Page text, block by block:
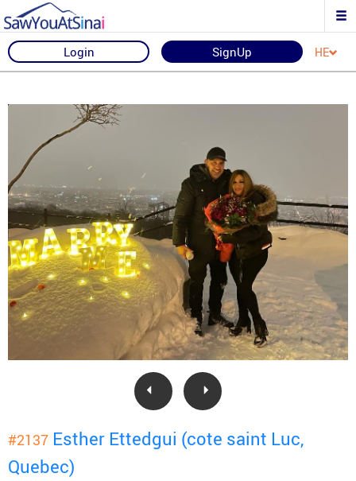
Login SignUp HE
#2137 Esther Ettedgui (cote saint Luc,
Quebec)